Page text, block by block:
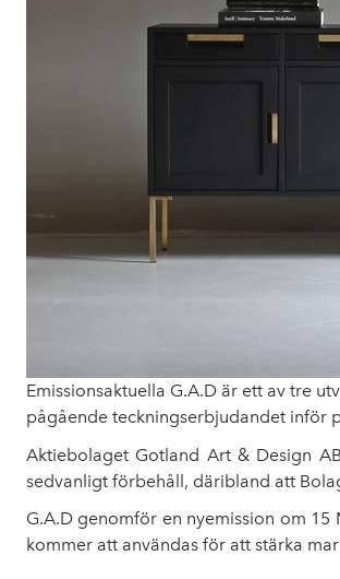
Emissionsaktuella G.A.D är ett av tre
pågående teckningserbjudandet inför
Aktiebolaget Gotland Art & Design
sedvanligt förbehåll, däribland att
G.A.D genomför en nyemission om
kommer att användas för att stärka